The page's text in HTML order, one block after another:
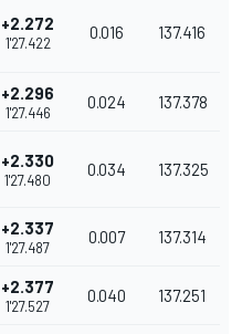
+2.272
1'27.422
0.016 137.416
+2.296
1'27.446
0.024 137.378
+2.330
1'27.480
0.034 137.325
+2.337
1'27.487
0.007 137.314
+2.377
1'27.527
0.040 137.251